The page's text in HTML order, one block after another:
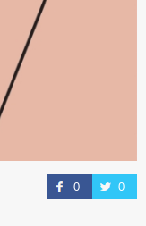
0 0